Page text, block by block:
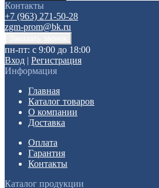
Контакты
+7 (963) 271-50-28
zgm-prom@bk.ru
пн-пт: с 9:00 до 18:00
Вход | Регистрация
Информация
Главная
Каталог товаров
О компании
Доставка
Оплата
Гарантия
Контакты
Каталог продукции